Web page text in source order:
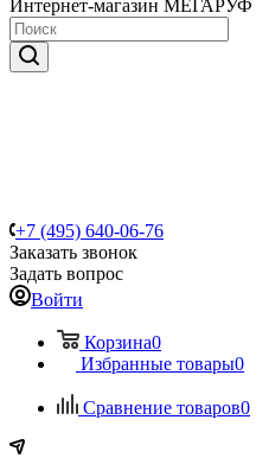
Интернет-магазин МЕГАРУФ
+7 (495) 640-06-76
Заказать звонок
Задать вопрос
Войти
Корзина0
Избранные товары0
Сравнение товаров0